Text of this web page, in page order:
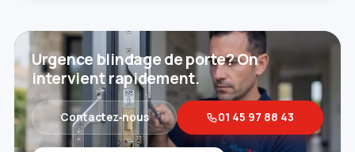
Urgence blindage de porte? On
intervient rapidement.
Contactez‑nous 01 45 97 88 43